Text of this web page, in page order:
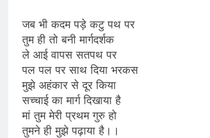
जब भी कदम पड़े कटु पथ पर
तुम ही तो बनी मार्गदर्शक
ले आई वापस सतपथ पर
पल पल पर साथ दिया भरकस
मुझे अहंकार से दूर किया
सच्चाई का मार्ग दिखाया है
मां तुम मेरी प्रथम गुरु हो
तुमने ही मुझे पढ़ाया है।।